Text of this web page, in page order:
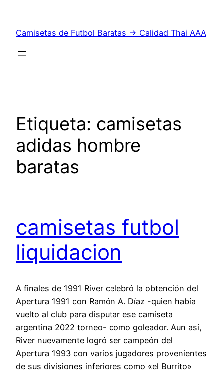
contenido
Camisetas de Futbol Baratas → Calidad Thai AAA
Etiqueta: camisetas
adidas hombre
baratas
camisetas futbol
liquidacion
A finales de 1991 River celebró la obtención del
Apertura 1991 con Ramón A. Díaz -quien había
vuelto al club para disputar ese camiseta
argentina 2022 torneo- como goleador. Aun así,
River nuevamente logró ser campeón del
Apertura 1993 con varios jugadores provenientes
de sus divisiones inferiores como «el Burrito»